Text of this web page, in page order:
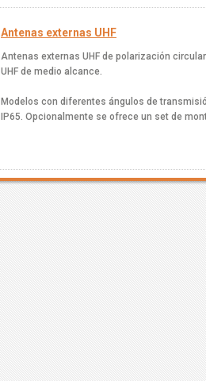
Antenas externas UHF
Antenas externas UHF de polarización
UHF de medio alcance.
Modelos con diferentes ángulos de
IP65. Opcionalmente se ofrece un set de